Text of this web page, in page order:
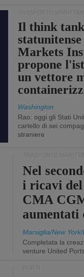
Il think
Markets
propone
un vettore
Washington
Rao: oggi gli Stati
cartello di sei
straniere
Nel
i ricavi
CMA
aumentati
Marsiglia/New
Completata la
venture United